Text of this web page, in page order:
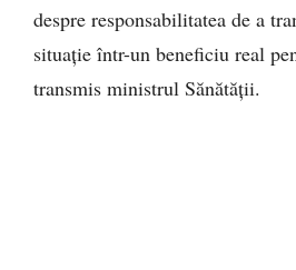
despre responsabilitatea de a
situație într-un beneficiu real
transmis ministrul Sănătății.